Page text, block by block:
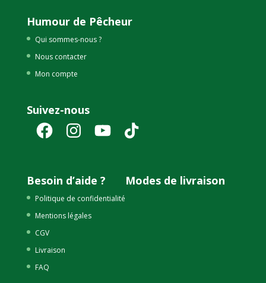
Humour de Pêcheur
Qui sommes-nous ?
Nous contacter
Mon compte
Suivez-nous
FacebookInstagramYouTube TikTok
Besoin d’aide ?
Politique de confidentialité
Mentions légales
CGV
Livraison
FAQ
Modes de livraison